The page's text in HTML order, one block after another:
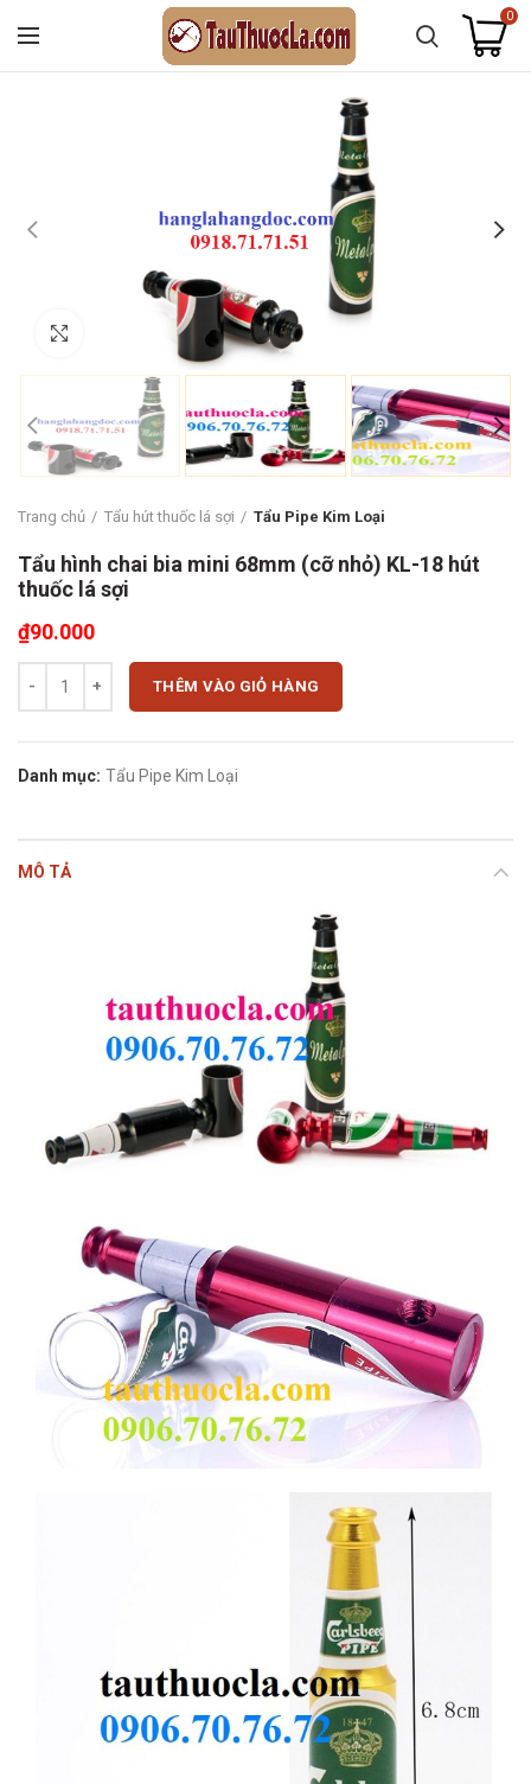
0
Click to enlarge
Trang chủ Tẩu hút thuốc lá sợi Tẩu Pipe Kim Loại
Tẩu hình chai bia mini 68mm (cỡ nhỏ) KL-18 hút
thuốc lá sợi
₫90.000
Tẩu hình chai bia mini 68mm (cỡ nhỏ) KL-18 hút thuốc lá sợi số lượng
THÊM VÀO GIỎ HÀNG
Danh mục: Tẩu Pipe Kim Loại
MÔ TẢ